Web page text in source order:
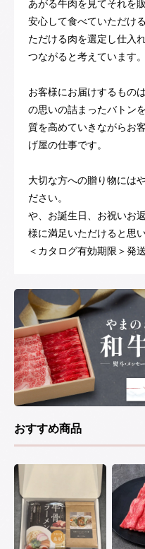
あがる牛肉を見てそれを
安心して食べていただけ
ただける肉を選定し仕入
つながると考えています。
お客様にお届けするもの
の思いの詰まったバトン
質を高めていきながらお
げ屋の仕事です。
大切な方への贈り物には
ださい。
や、お誕生日、お祝いお
様に満足いただけると思い
＜カタログ有効期限＞発
おすすめ商品